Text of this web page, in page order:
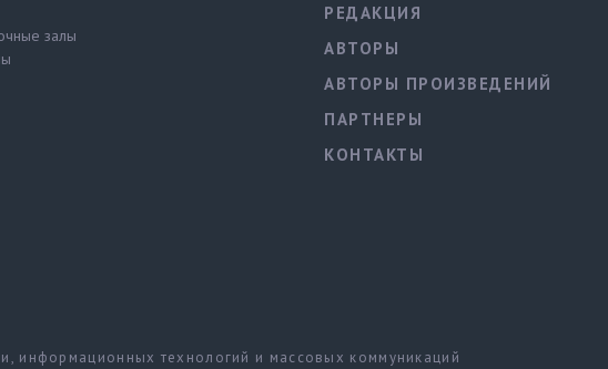
залы
РЕДАКЦИЯ
АВТОРЫ
АВТОРЫ ПРОИЗВЕДЕНИЙ
ПАРТНЕРЫ
КОНТАКТЫ
информационных технологий и массовых коммуникаций